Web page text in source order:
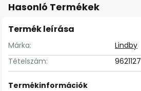
Hasonló Termékek
Termék leírása
Márka:
Lindby
Tételszám:
9621127
Termékinformációk